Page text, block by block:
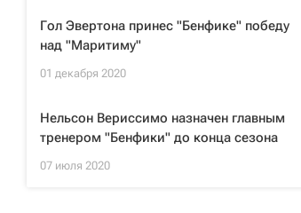
Гол Эвертона принес "Бенфике" победу
над "Маритиму"
01 декабря 2020
Нельсон Вериссимо назначен главным
тренером "Бенфики" до конца сезона
07 июля 2020